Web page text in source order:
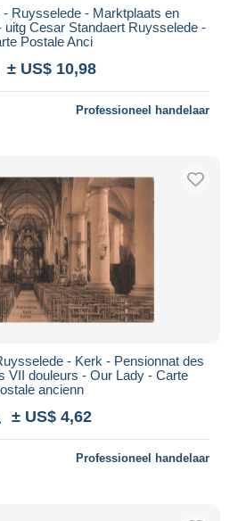
Ruysselede - Marktplaats en
uitg Cesar Standaert Ruysselede -
Postale Anci
± US$ 10,98
Professioneel handelaar
- Kerk - Pensionnat des
VII douleurs - Our Lady - Carte
ancienn
± US$ 4,62
Professioneel handelaar